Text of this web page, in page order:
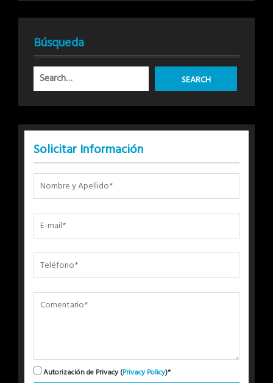
Búsqueda
Solicitar Información
Autorización de Privacy (Privacy Policy)*